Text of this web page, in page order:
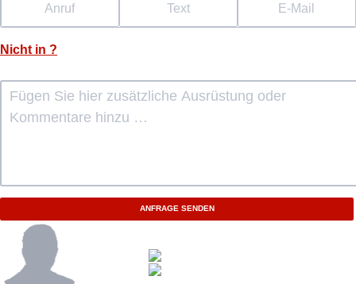
Anruf Text E-Mail
Nicht in ?
ANFRAGE SENDEN